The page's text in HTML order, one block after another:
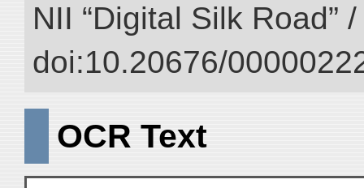
NII “Digital Silk Road”
doi:10.20676/
OCR Text